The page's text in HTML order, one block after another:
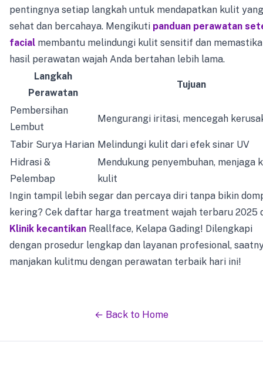
pentingnya setiap langkah untuk mendapatkan kulit yang
sehat dan bercahaya. Mengikuti panduan perawatan
facial membantu melindungi kulit sensitif dan
hasil perawatan wajah Anda bertahan lebih lama.
Langkah
Perawatan
Tujuan
Pembersihan
Lembut
Mengurangi iritasi, mencegah
Tabir Surya Harian Melindungi kulit dari efek sinar UV
Hidrasi &
Pelembap
Mendukung penyembuhan, menjaga
kulit
Ingin tampil lebih segar dan percaya diri tanpa bikin
kering? Cek daftar harga treatment wajah terbaru 2025
Klinik kecantikan Reallface, Kelapa Gading! Dilengkapi
dengan prosedur lengkap dan layanan profesional,
manjakan kulitmu dengan perawatan terbaik hari ini!
← Back to Home